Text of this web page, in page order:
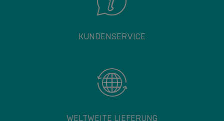
KUNDENSERVICE
WELTWEITE LIEFERUNG